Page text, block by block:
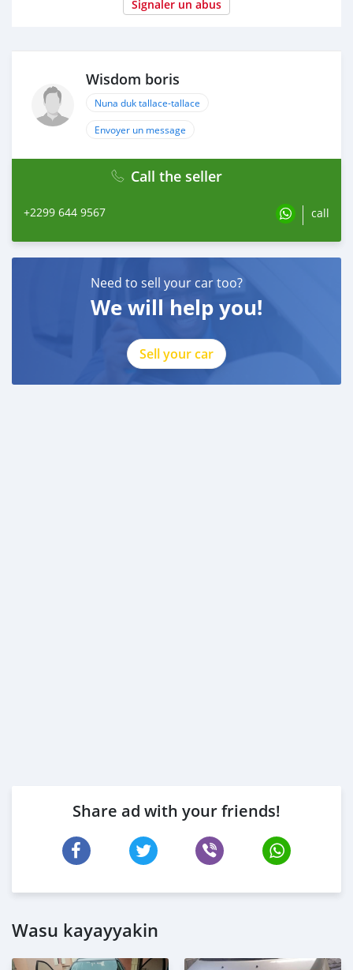
Signaler un abus
Wisdom boris
Nuna duk tallace-tallace
Envoyer un message
Call the seller
+2299 644 9567 call
Need to sell your car too?
We will help you!
Sell your car
Share ad with your friends!
Wasu kayayyakin